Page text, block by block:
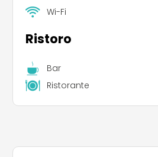
gratuito.
Lavatoi
cucina.
Piscina
utilizzata dai bambini, per
Wi-Fi
Ristoro
Bar
Ristorante